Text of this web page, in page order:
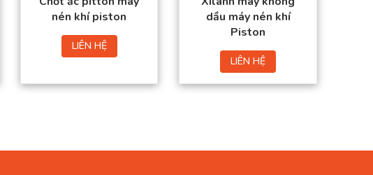
nén khí piston
LIÊN HỆ
dầu máy nén khí
Piston
LIÊN HỆ